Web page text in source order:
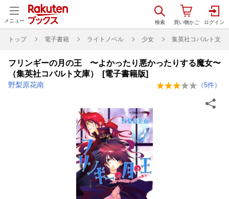
メニュー
トップ 電子書籍 ライトノベル 少女 集英社コバルト文庫
フリンギーの月の王 〜よかったり悪かったりする魔女〜
（集英社コバルト文庫） [電子書籍版]
野梨原花南 （5件）